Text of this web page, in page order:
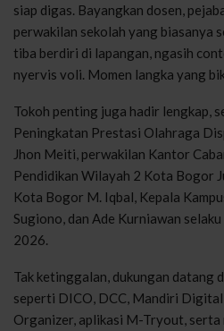
siap digas. Bayangkan dosen,
perwakilan sekolah yang biasanya
tiba berdiri di lapangan, ngasih
nyervis voli. Momen langka yang
Tokoh penting juga hadir lengkap,
Peningkatan Prestasi Olahraga
Jhon Meiti, perwakilan Kantor
Pendidikan Wilayah 2 Kota Bogor
Kota Bogor M. Iqbal, Kepala
Sugiono, dan Ade Kurniawan
2026.
Tak ketinggalan, dukungan datang
seperti DICO, DCC, Mandiri
Organizer, aplikasi M-Tryout, serta